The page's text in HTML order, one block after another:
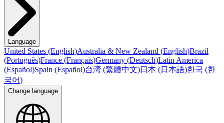
Language
United States (English)Australia & New Zealand (English)Brazil
(Português)France (Français)Germany (Deutsch)Latin America
(Español)Spain (Español)台湾 (繁體中文)日本 (日本語)한국 (한
국어)
Change language